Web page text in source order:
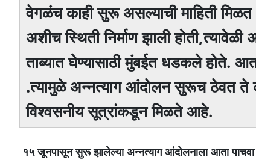
वेगळंच काही सुरू असल्याची माहिती मिळत
अशीच स्थिती निर्माण झाली
ताब्यात घेण्यासाठी मुंबईत धडकले होते.
.त्यामुळे अन्नत्याग आंदोलन सुरूच ठेवत ते
विश्वसनीय सूत्रांकडून मिळते आहे.
१५ जूनपासून सुरू झालेल्या अन्नत्याग आंदोलनाला आता